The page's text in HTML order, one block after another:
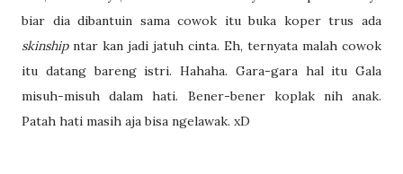
biar dia dibantuin sama cowok itu buka koper trus ada
skinship ntar kan jadi jatuh cinta. Eh, ternyata malah cowok
itu datang bareng istri. Hahaha. Gara-gara hal itu Gala
misuh-misuh dalam hati. Bener-bener koplak nih anak.
Patah hati masih aja bisa ngelawak. xD